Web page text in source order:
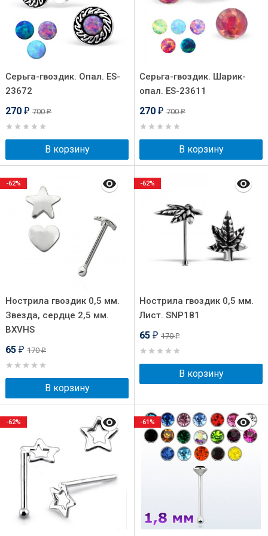
Серьга-гвоздик. Опал. ES-
23672
270 ₽ 700₽
В корзину
Серьга-гвоздик. Шарик-
опал. ES-23611
270 ₽ 700₽
В корзину
Нострила гвоздик 0,5 мм.
Звезда, сердце 2,5 мм.
BXVHS
65 ₽ 170₽
В корзину
-62%
Нострила гвоздик 0,5 мм.
Лист. SNP181
65 ₽ 170₽
В корзину
-62%
-62% -61%